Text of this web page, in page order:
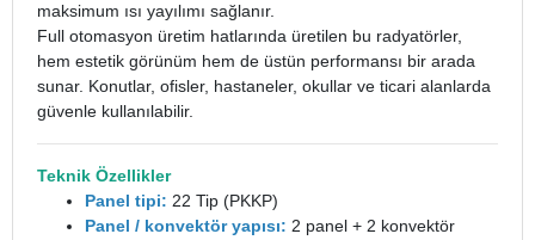
maksimum ısı yayılımı sağlanır.
Full otomasyon üretim hatlarında üretilen bu radyatörler,
hem estetik görünüm hem de üstün performansı bir arada
sunar. Konutlar, ofisler, hastaneler, okullar ve ticari alanlarda
güvenle kullanılabilir.
Teknik Özellikler
Panel tipi: 22 Tip (PKKP)
Panel / konvektör yapısı: 2 panel + 2 konvektör